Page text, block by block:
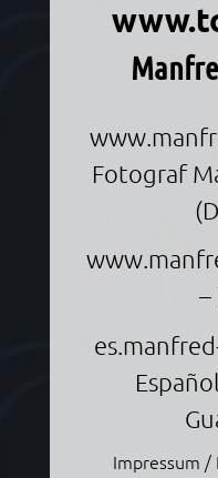
Fotograf
–
Impressum /